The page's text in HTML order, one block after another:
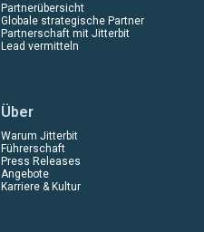
Partnerübersicht
Globale strategische Partner
Partnerschaft mit Jitterbit
Lead vermitteln
Über
Warum Jitterbit
Führerschaft
Press Releases
Angebote
Karriere & Kultur